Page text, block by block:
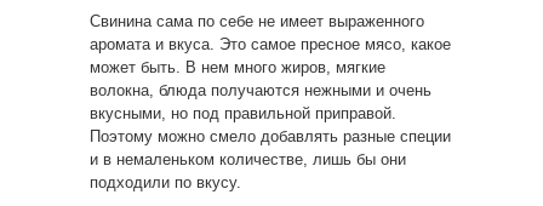
Свинина сама по себе не имеет выраженного
аромата и вкуса. Это самое пресное мясо, какое
может быть. В нем много жиров, мягкие
волокна, блюда получаются нежными и очень
вкусными, но под правильной приправой.
Поэтому можно смело добавлять разные специи
и в немаленьком количестве, лишь бы они
подходили по вкусу.